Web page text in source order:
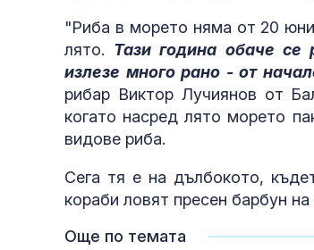
"Риба в морето няма от 20
лято. Тази година обаче се
излезе много рано - от
рибар Виктор Лучиянов от
когато насред лято морето
видове риба.
Сега тя е на дълбокото,
кораби ловят пресен барбун
Още по темата